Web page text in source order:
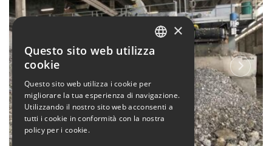
×
Questo sito web utilizza
cookie
Questo sito web utilizza i cookie per
migliorare la tua esperienza di navigazione.
Utilizzando il nostro sito web acconsenti a
tutti i cookie in conformità con la nostra
policy per i cookie.